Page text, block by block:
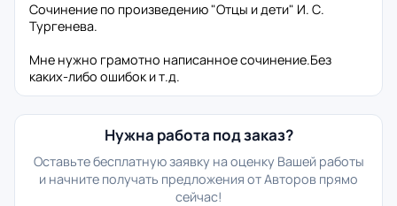
Сочинение по произведению "Отцы и дети" И. С.
Тургенева.
Мне нужно грамотно написанное сочинение.Без
каких-либо ошибок и т.д.
Нужна работа под заказ?
Оставьте бесплатную заявку на оценку Вашей работы
и начните получать предложения от Авторов прямо
сейчас!